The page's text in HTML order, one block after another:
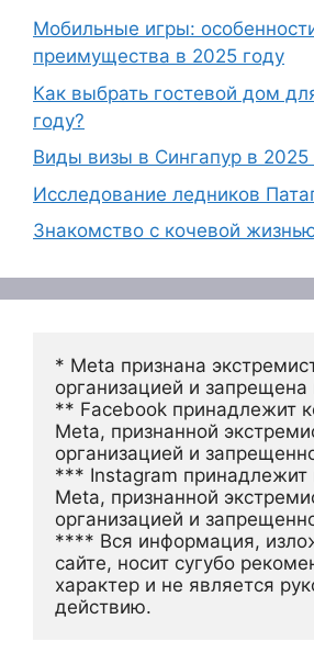
Мобильные игры:
преимущества в 2025 году
Как выбрать гостевой дом
году?
Виды визы в Сингапур в 2025
Исследование ледников
Знакомство с кочевой
* Meta признана
организацией и
** Facebook принадлежит
Meta, признанной
организацией и
*** Instagram принадлежит
Meta, признанной
организацией и
**** Вся информация,
сайте, носит сугубо
характер и не является
действию.